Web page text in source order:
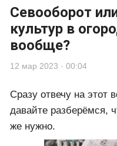
Севооборот
культур в
вообще?
12 мар 2023 · 00:04
Сразу отвечу на этот
давайте разберёмся,
же нужно.